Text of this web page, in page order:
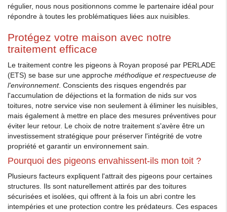
régulier, nous nous positionnons comme le partenaire idéal pour
répondre à toutes les problématiques liées aux nuisibles.
Protégez votre maison avec notre
traitement efficace
Le traitement contre les pigeons à Royan proposé par PERLADE
(ETS) se base sur une approche méthodique et respectueuse de
l'environnement. Conscients des risques engendrés par
l'accumulation de déjections et la formation de nids sur vos
toitures, notre service vise non seulement à éliminer les nuisibles,
mais également à mettre en place des mesures préventives pour
éviter leur retour. Le choix de notre traitement s'avère être un
investissement stratégique pour préserver l'intégrité de votre
propriété et garantir un environnement sain.
Pourquoi des pigeons envahissent-ils mon toit ?
Plusieurs facteurs expliquent l'attrait des pigeons pour certaines
structures. Ils sont naturellement attirés par des toitures
sécurisées et isolées, qui offrent à la fois un abri contre les
intempéries et une protection contre les prédateurs. Ces espaces